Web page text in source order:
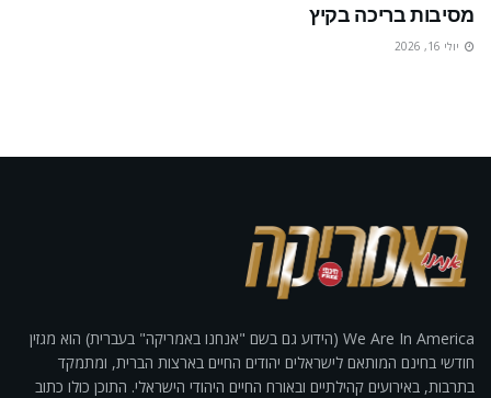
מסיבות בריכה בקיץ
יולי 16, 2026
We Are In America (הידוע גם בשם "אנחנו באמריקה" בעברית) הוא מגזין
חודשי בחינם המותאם לישראלים יהודים החיים בארצות הברית, ומתמקד
בתרבות, באירועים קהילתיים ובאורח החיים היהודי הישראלי. התוכן כולו כתוב